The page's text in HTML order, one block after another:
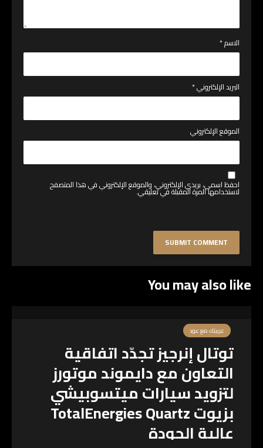
الاسم*
البريد الإلكتروني*
الموقع الإلكتروني
احفظ اسمي، بريدي الإلكتروني، والموقع الإلكتروني في هذا المتصفح
لاستخدامها المرة المقبلة في تعليقي.
You may also like
عربيتك مع عود
‎توتال إنرجيز تجدّد اتفاقية
التعاون مع دايموند موتورز
لتزويد سيارات ميتسوبيشي
بزيوت TotalEnergies Quartz
عالية الجودة